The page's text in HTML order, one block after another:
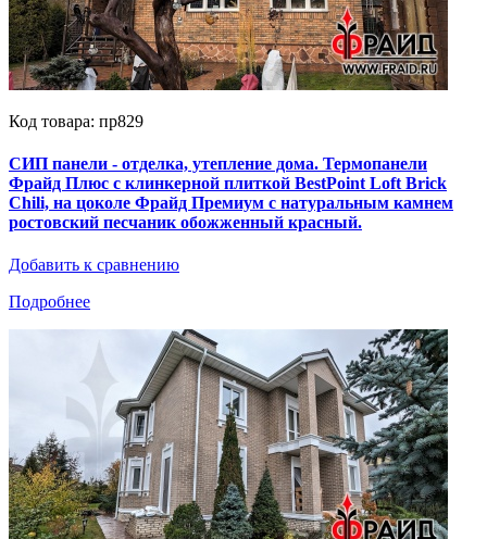
Код товара: пр829
СИП панели - отделка, утепление дома. Термопанели
Фрайд Плюс с клинкерной плиткой BestPoint Loft Brick
Chili, на цоколе Фрайд Премиум с натуральным камнем
ростовский песчаник обожженный красный.
Добавить к сравнению
Подробнее